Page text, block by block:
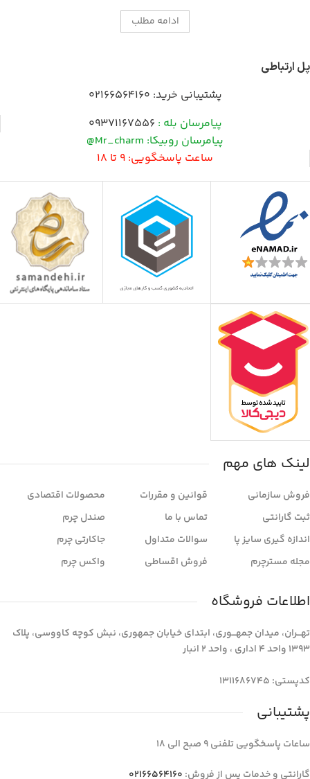
ادامه مطلب
پل ارتباطی
پشتیبانی خرید: 02166564160
پیامرسان بله : 09371167556
پیامرسان روبیکا: Mr_charm@
ساعت پاسخگویی: 9 تا 18
لینک های مهم
فروش سازمانی
ثبت گارانتی
اندازه گیری سایز پا
مجله مسترچرم
قوانین و مقررات
تماس با ما
سوالات متداول
فروش اقساطی
محصولات اقتصادی
صندل چرم
جاکارتی چرم
واکس چرم
اطلاعات فروشگاه
تهـــران، میدان جمهـــوری، ابتدای خیابان جمهوری، نبش کوچه کاووسی، پلاک
1393 واحد 4 اداری ، واحد 2 انبار
کدپستی: 1311686745
پشتیبانی
ساعات پاسخگویی تلفنی 9 صبح الی 18
گارانتی و خدمات پس از فروش: 02166564160